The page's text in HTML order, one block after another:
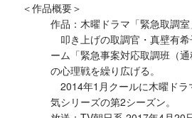
＜作品概要＞
作品：木曜ドラマ「緊急取調室
叩き上げの取調官・真壁有
ーム「緊急事案対応取調班（
の心理戦を繰り広げる。
2014年1月クールに木曜ドラ
気シリーズの第2シーズン。